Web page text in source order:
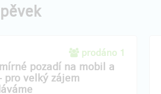
prodáno 1
pozadí na mobil a
pro velký zájem